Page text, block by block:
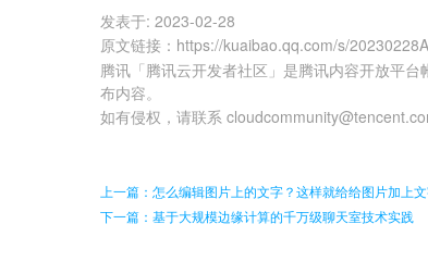
发表于: 2023-02-28
原文链接 ： https://kuaibao.qq.com/s/
腾讯「腾讯云开发者社区」是腾讯内容开放平
布内容。
如有侵权，请联系
上一篇：怎么编辑图片上的文字？这样就给给图片加上文
下一篇：基于大规模边缘计算的千万级聊天室技术实践